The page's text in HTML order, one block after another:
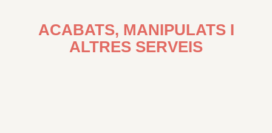
ACABATS, MANIPULATS I
ALTRES SERVEIS